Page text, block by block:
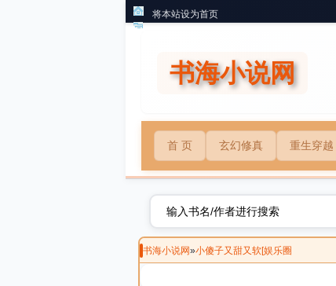
将本站设为首页
书海小说网
首 页 玄幻修真 重生穿越
书海小说网»小傻子又甜又软[娱乐圈